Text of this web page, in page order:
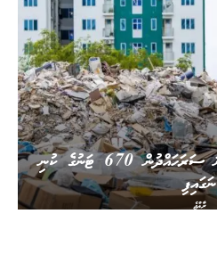
ރާއްޖެ
އަމާން ދޯދި ޓަވަރުތައް ހުންނަ ސަރަހައްދުން 670 ޓަނުގެ ކުނި
ނަގައިފި